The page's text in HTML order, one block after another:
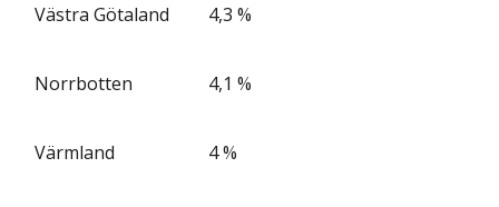
Västra Götaland 4,3 %
Norrbotten 4,1 %
Värmland 4 %